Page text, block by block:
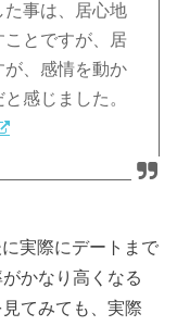
事は、居心地
とですが、居
、感情を動か
感じました。
実際にデートまで
かなり高くなる
てみても、実際